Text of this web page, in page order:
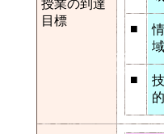
授業の到達
目標
■
域
■